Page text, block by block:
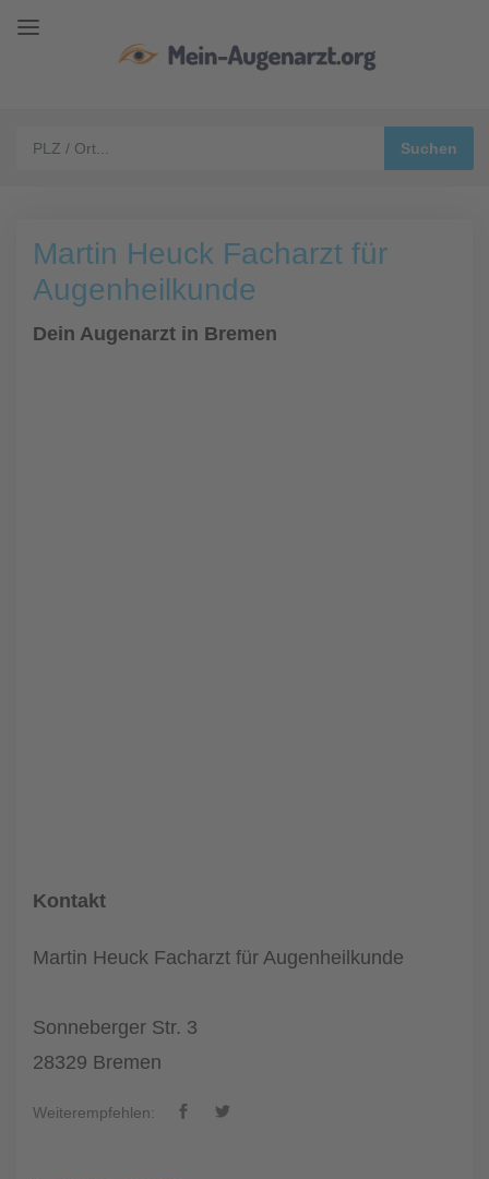
Martin Heuck Facharzt für
Augenheilkunde
Dein Augenarzt in Bremen
Kontakt
Martin Heuck Facharzt für Augenheilkunde
Sonneberger Str. 3
28329 Bremen
Weiterempfehlen: